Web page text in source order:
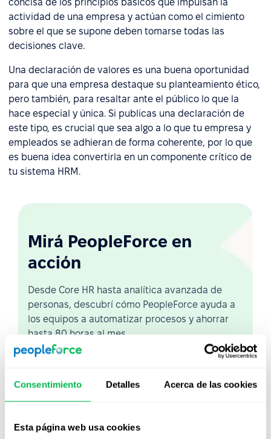
Consentimiento Detalles Acerca de las cookies
Esta página web usa cookies
concisa de los principios básicos que impulsan la
actividad de una empresa y actúan como el cimiento
sobre el que se supone deben tomarse todas las
decisiones clave.
Una declaración de valores es una buena oportunidad
para que una empresa destaque su planteamiento ético,
pero también, para resaltar ante el público lo que la
hace especial y única. Si publicas una declaración de
este tipo, es crucial que sea algo a lo que tu empresa y
empleados se adhieran de forma coherente, por lo que
es buena idea convertirla en un componente crítico de
tu sistema HRM.
Mirá PeopleForce en
acción
Desde Core HR hasta analítica avanzada de
personas, descubrí cómo PeopleForce ayuda a
los equipos a automatizar procesos y ahorrar
hasta 80 horas al mes.
Ver video